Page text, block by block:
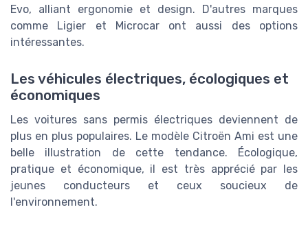
Evo, alliant ergonomie et design. D'autres marques
comme Ligier et Microcar ont aussi des options
intéressantes.
Les véhicules électriques, écologiques et
économiques
Les voitures sans permis électriques deviennent de
plus en plus populaires. Le modèle Citroën Ami est une
belle illustration de cette tendance. Écologique,
pratique et économique, il est très apprécié par les
jeunes conducteurs et ceux soucieux de
l'environnement.